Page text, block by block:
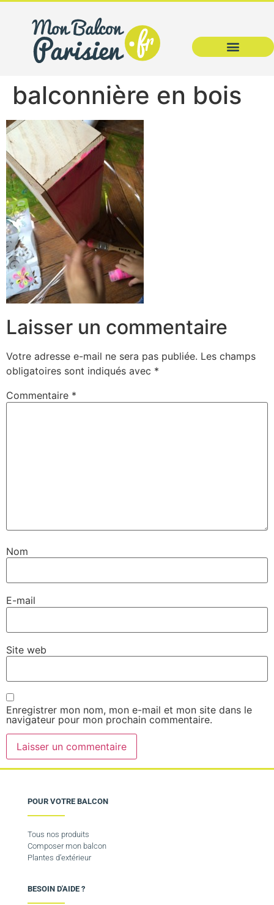
balconnière en bois
Laisser un commentaire
Votre adresse e-mail ne sera pas publiée. Les champs
obligatoires sont indiqués avec *
Commentaire *
Nom
E-mail
Site web
Enregistrer mon nom, mon e-mail et mon site dans le
navigateur pour mon prochain commentaire.
POUR VOTRE BALCON
Tous nos produits
Composer mon balcon
Plantes d’extérieur
BESOIN D'AIDE ?